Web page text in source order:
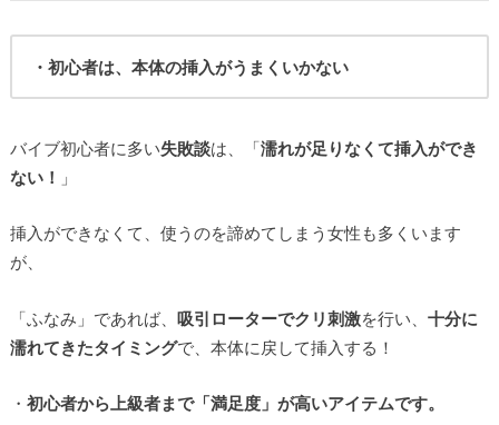
・初心者は、本体の挿入がうまくいかない
バイブ初心者に多い失敗談は、「濡れが足りなくて挿入ができ
ない！
」
挿入ができなくて、使うのを諦めてしまう女性も多くいます
が、
「ふなみ」であれば、 吸引ローターでクリ刺激を行い、 十分に
濡れてきたタイミングで、本体に戻して挿入する！
・ 初心者から上級者まで「満足度」が高いアイテムです。